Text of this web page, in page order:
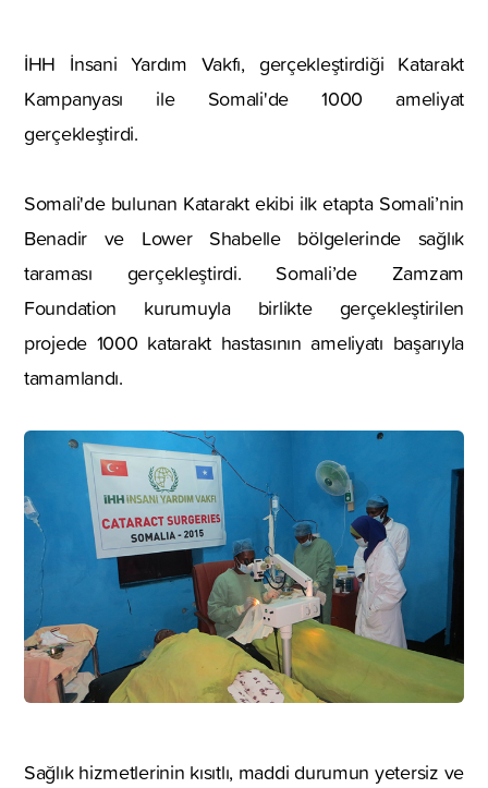
İHH İnsani Yardım Vakfı, gerçekleştirdiği Katarakt
Kampanyası ile Somali'de 1000 ameliyat
gerçekleştirdi.
Somali'de bulunan Katarakt ekibi ilk etapta Somali’nin
Benadir ve Lower Shabelle bölgelerinde sağlık
taraması gerçekleştirdi. Somali’de Zamzam
Foundation kurumuyla birlikte gerçekleştirilen
projede 1000 katarakt hastasının ameliyatı başarıyla
tamamlandı.
Sağlık hizmetlerinin kısıtlı, maddi durumun yetersiz ve